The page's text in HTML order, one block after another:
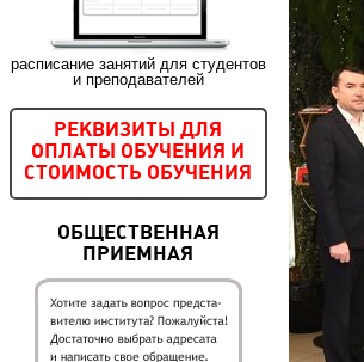
расписание занятий для студентов
и преподавателей
РЕКВИЗИТЫ ДЛЯ
ОПЛАТЫ ОБУЧЕНИЯ И
СТОИМОСТЬ ОБУЧЕНИЯ
ОБЩЕСТВЕННАЯ
ПРИЕМНАЯ